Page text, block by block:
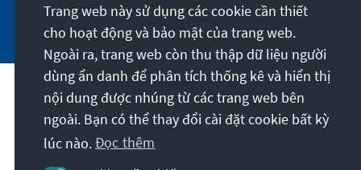
Jetzt abonnieren
Sứ mệnh của chúng tôi
Liên hệ
Trang web này sử dụng các cookie cần thiết
cho hoạt động và bảo mật của trang web.
Ngoài ra, trang web còn thu thập dữ liệu người
dùng ẩn danh để phân tích thống kê và hiển thị
nội dung được nhúng từ các trang web bên
ngoài. Bạn có thể thay đổi cài đặt cookie bất kỳ
lúc nào.Đọc thêm